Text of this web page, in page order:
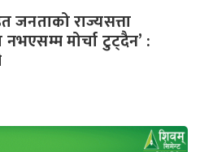
जनताको राज्यसत्ता
नभएसम्म मोर्चा टुट्दैन’ :